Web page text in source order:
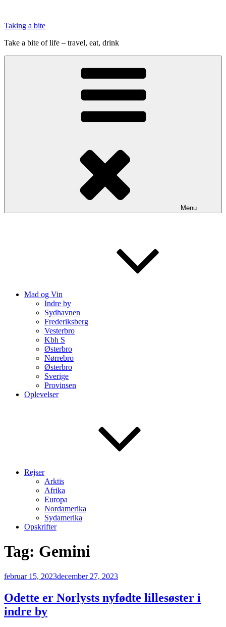
indhold
Taking a bite
Take a bite of life – travel, eat, drink
Menu
Mad og Vin
Indre by
Sydhavnen
Frederiksberg
Vesterbro
Kbh S
Østerbro
Nørrebro
Østerbro
Sverige
Provinsen
Oplevelser
Rejser
Arktis
Afrika
Europa
Nordamerika
Sydamerika
Opskrifter
Tag: Gemini
Udgivet
februar 15, 2023december 27, 2023
Odette er Norlysts nyfødte lillesøster i
indre by